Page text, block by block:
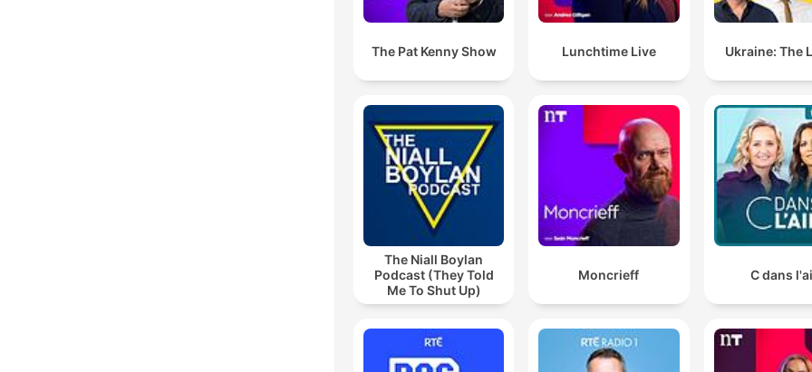
femmes.
historiquement comme un outil de distinction sociale.
Le problème, c'est que l'orthographe n'est pas
seulement une invention diabolique, elle est aussi un
code visuel
00:11:22 · L'intervenant explique pourquoi une simplification
totale vers la phonétique est difficile à mettre en œuvre.
C'est vraiment changer la langue comme s'il ne devait
rien subsister du passé dans le présent. C'est encore
une fois une émeute des vivants contre les morts.
comme une rupture culturelle inacceptable.
The Pat Kenny Show Lunchtime Live Ukraine: The
The Niall Boylan
Podcast (They Told
Me To Shut Up)
Moncrieff C dans